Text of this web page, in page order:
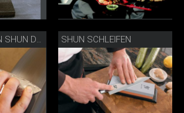
NACHSCHLEIFEN SHUN DAMASTSTAHLMESSER SHUN SCHLEIFEN